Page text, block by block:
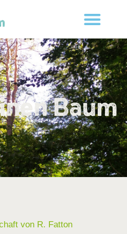
Baum
von R. Fatton